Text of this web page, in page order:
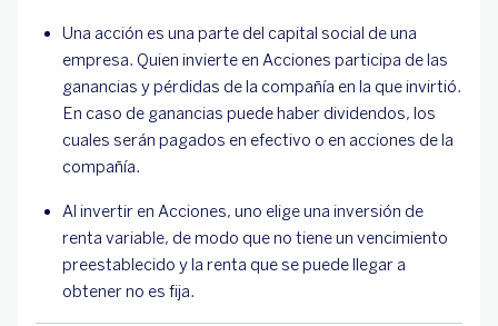
Una acción es una parte del capital social de una
empresa. Quien invierte en Acciones participa de las
ganancias y pérdidas de la compañía en la que invirtió.
En caso de ganancias puede haber dividendos, los
cuales serán pagados en efectivo o en acciones de la
compañía.
Al invertir en Acciones, uno elige una inversión de
renta variable, de modo que no tiene un vencimiento
preestablecido y la renta que se puede llegar a
obtener no es fija.